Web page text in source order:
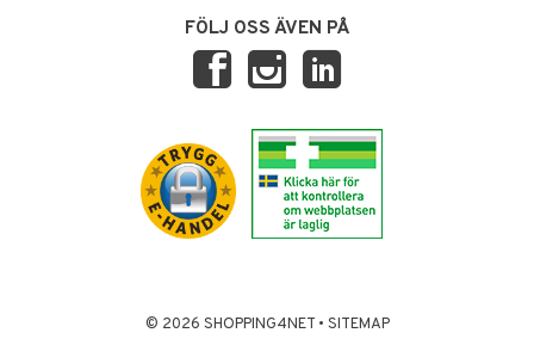
FÖLJ OSS ÄVEN PÅ
© 2026 SHOPPING4NET • SITEMAP